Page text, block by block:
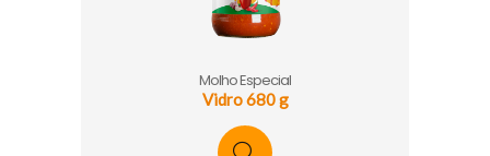
Molho Especial
Vidro 680 g